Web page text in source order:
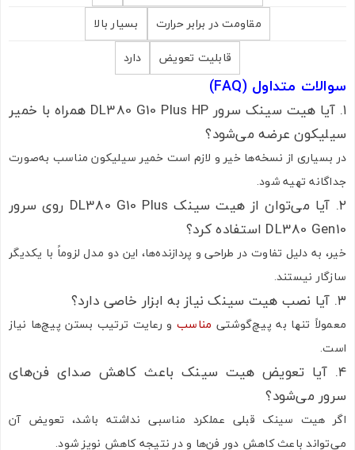
مقاومت در برابر حرارت
بسیار بالا
قابلیت تعویض
دارد
سوالات متداول (FAQ)
۱. آیا هیت سینک سرور DL380 G10 Plus HP همراه با خمیر
سیلیکون عرضه می‌شود؟
در بسیاری از نسخه‌ها خیر و لازم است خمیر سیلیکون مناسب به‌صورت
جداگانه تهیه شود.
۲. آیا می‌توان از هیت سینک DL380 G10 Plus روی سرور
DL380 Gen10 استفاده کرد؟
خیر، به دلیل تفاوت در طراحی و پردازنده‌ها، این دو مدل لزوماً با یکدیگر
سازگار نیستند.
۳. آیا نصب هیت سینک نیاز به ابزار خاصی دارد؟
معمولاً تنها به پیچ‌گوشتی مناسب و رعایت ترتیب بستن پیچ‌ها نیاز
است.
۴. آیا تعویض هیت سینک باعث کاهش صدای فن‌های
سرور می‌شود؟
اگر هیت سینک قبلی عملکرد مناسبی نداشته باشد، تعویض آن
می‌تواند باعث کاهش دور فن‌ها و در نتیجه کاهش نویز شود.